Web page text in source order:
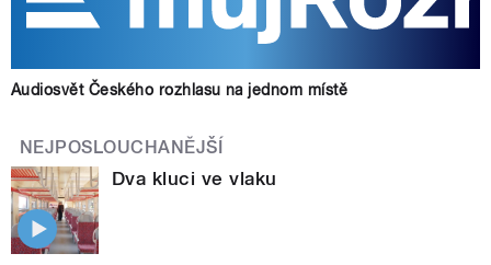
Audiosvět Českého rozhlasu na jednom místě
NEJPOSLOUCHANĚJŠÍ
Dva kluci ve vlaku